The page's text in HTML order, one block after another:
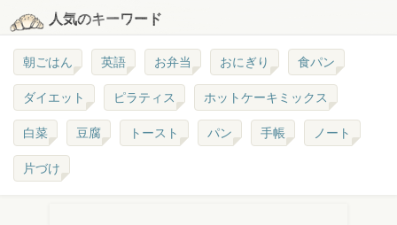
人気のキーワード
朝ごはん 英語 お弁当 おにぎり 食パン
ダイエット ピラティス ホットケーキミックス
白菜 豆腐 トースト パン 手帳 ノート
片づけ